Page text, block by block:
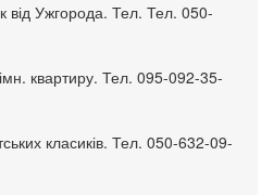
від Ужгорода. Тел. Тел. 050-
квартиру. Тел. 095-092-35-
класиків. Тел. 050-632-09-